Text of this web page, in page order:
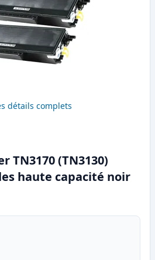
détails complets
TN3170 (TN3130)
haute capacité noir